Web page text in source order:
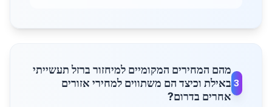
3
מהם המחירים המקומיים למיחזור ברזל תעשייתי
באילת וכיצד הם משתווים למחירי אזורים
אחרים בדרום?